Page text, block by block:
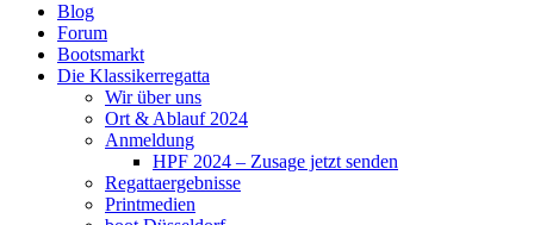
Blog
Forum
Bootsmarkt
Die Klassikerregatta
Wir über uns
Ort & Ablauf 2024
Anmeldung
HPF 2024 – Zusage jetzt senden
Regattaergebnisse
Printmedien